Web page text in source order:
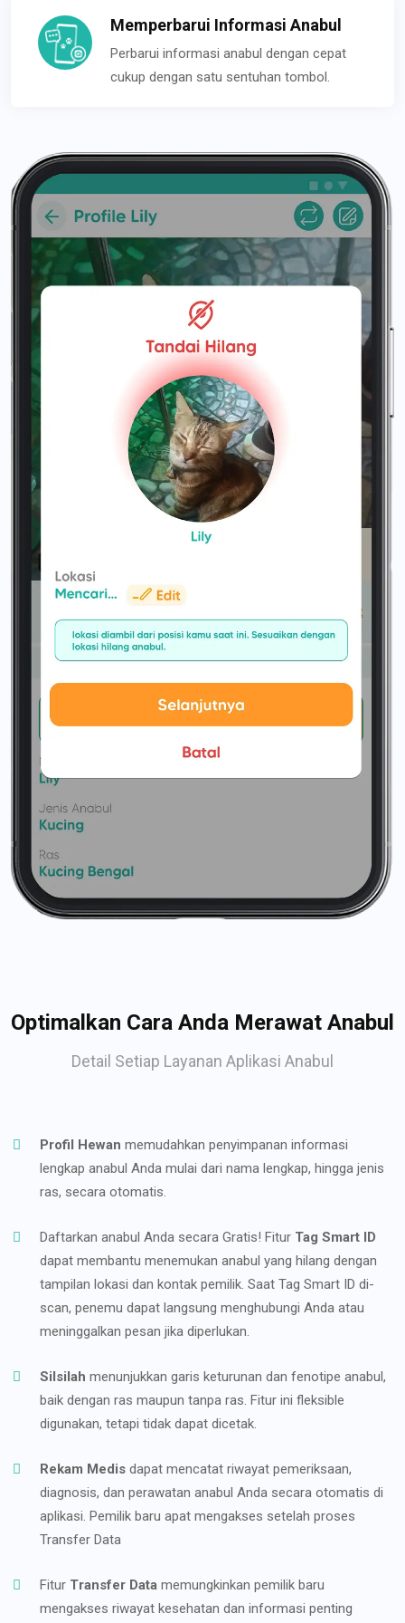
Memperbarui Informasi Anabul
Perbarui informasi anabul dengan cepat
cukup dengan satu sentuhan tombol.
Optimalkan Cara Anda Merawat Anabul
Detail Setiap Layanan Aplikasi Anabul
Profil Hewan memudahkan penyimpanan informasi
lengkap anabul Anda mulai dari nama lengkap, hingga jenis
ras, secara otomatis.
Daftarkan anabul Anda secara Gratis! Fitur Tag Smart ID
dapat membantu menemukan anabul yang hilang dengan
tampilan lokasi dan kontak pemilik. Saat Tag Smart ID di-
scan, penemu dapat langsung menghubungi Anda atau
meninggalkan pesan jika diperlukan.
Silsilah menunjukkan garis keturunan dan fenotipe anabul,
baik dengan ras maupun tanpa ras. Fitur ini fleksible
digunakan, tetapi tidak dapat dicetak.
Rekam Medis dapat mencatat riwayat pemeriksaan,
diagnosis, dan perawatan anabul Anda secara otomatis di
aplikasi. Pemilik baru apat mengakses setelah proses
Transfer Data
Fitur Transfer Data memungkinkan pemilik baru
mengakses riwayat kesehatan dan informasi penting